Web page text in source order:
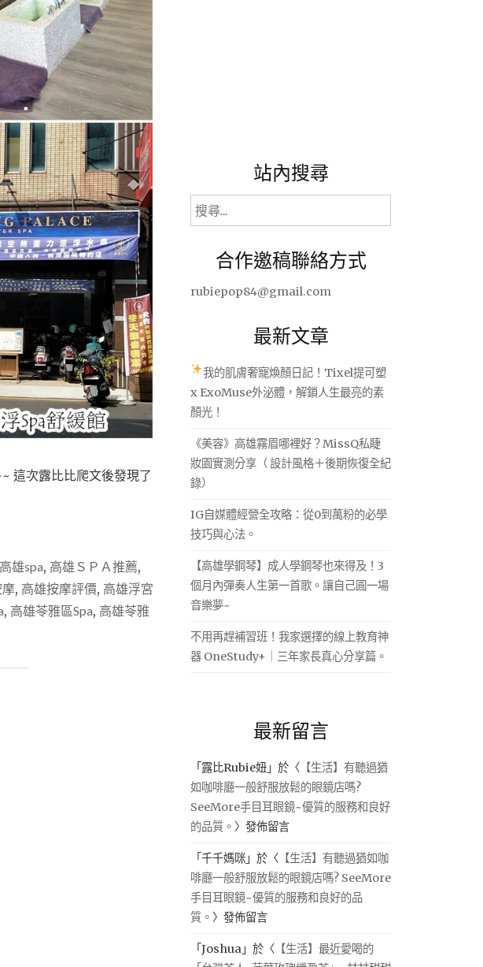
這次露比比爬文後發現了
高雄spa, 高雄ＳＰＡ推薦,
摩, 高雄按摩評價, 高雄浮宮
, 高雄苓雅區Spa, 高雄苓雅
站內搜尋
搜
尋
合作邀稿聯絡方式
rubiepop84@gmail.com
最新文章
我的肌膚奢寵煥顏日記！Tixel提可塑
x ExoMuse外泌體，解鎖人生最亮的素
顏光！
《美容》高雄霧眉哪裡好？MissQ私睫
妝園實測分享（ 設計風格＋後期恢復全紀
錄）
IG自媒體經營全攻略：從0到萬粉的必學
技巧與心法。
【高雄學鋼琴】成人學鋼琴也來得及！3
個月內彈奏人生第一首歌。讓自己圓一場
音樂夢~
不用再趕補習班！我家選擇的線上教育神
器 OneStudy+｜三年家長真心分享篇。
最新留言
「 露比Rubie妞 」於〈 【生活】有聽過猶
如咖啡廳一般舒服放鬆的眼鏡店嗎?
SeeMore手目耳眼鏡~優質的服務和良好
的品質。 〉發佈留言
「千千媽咪 」於〈 【生活】有聽過猶如咖
啡廳一般舒服放鬆的眼鏡店嗎? SeeMore
手目耳眼鏡~優質的服務和良好的品
質。 〉發佈留言
「Joshua 」於〈 【生活】最近愛喝的